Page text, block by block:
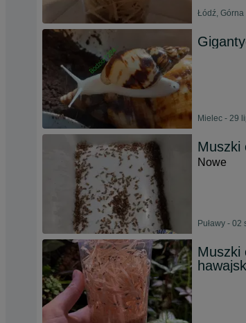
Łódź,
Mielec - 29
Muszki
Nowe
Puławy -
Muszki